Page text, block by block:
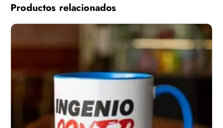
Productos relacionados